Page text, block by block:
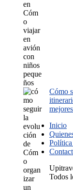
Cómo
Inicio
Todos